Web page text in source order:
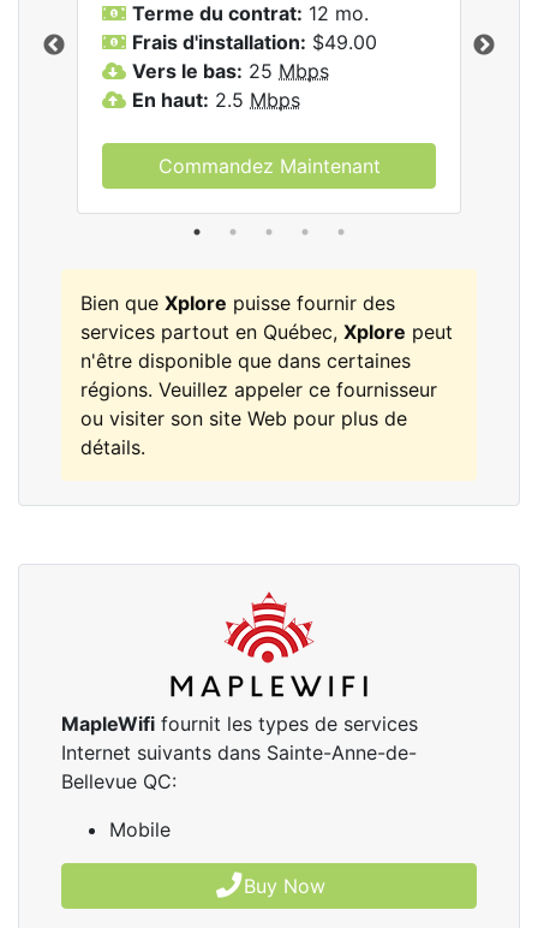
Terme du contrat: 12 mo.
Frais d'installation: $49.00
Vers le bas: 25 Mbps
En haut: 2.5 Mbps
Commandez Maintenant
Bien que Xplore puisse fournir des
services partout en Québec, Xplore peut
n'être disponible que dans certaines
régions. Veuillez appeler ce fournisseur
ou visiter son site Web pour plus de
détails.
MapleWifi fournit les types de services
Internet suivants dans Sainte-Anne-de-
Bellevue QC:
Mobile
Buy Now